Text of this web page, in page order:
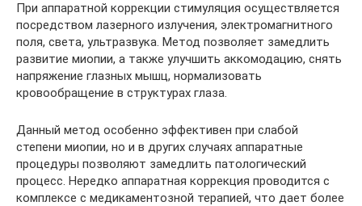
При аппаратной коррекции стимуляция осуществляется
посредством лазерного излучения, электромагнитного
поля, света, ультразвука. Метод позволяет замедлить
развитие миопии, а также улучшить аккомодацию, снять
напряжение глазных мышц, нормализовать
кровообращение в структурах глаза.
Данный метод особенно эффективен при слабой
степени миопии, но и в других случаях аппаратные
процедуры позволяют замедлить патологический
процесс. Нередко аппаратная коррекция проводится с
комплексе с медикаментозной терапией, что дает более